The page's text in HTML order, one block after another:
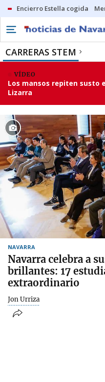
Encierro Estella cogida
CARRERAS STEM
VÍDEO
Los mansos repiten susto
Lizarra
NAVARRA
Navarra celebra a
brillantes: 17
extraordinario
Jon Urriza